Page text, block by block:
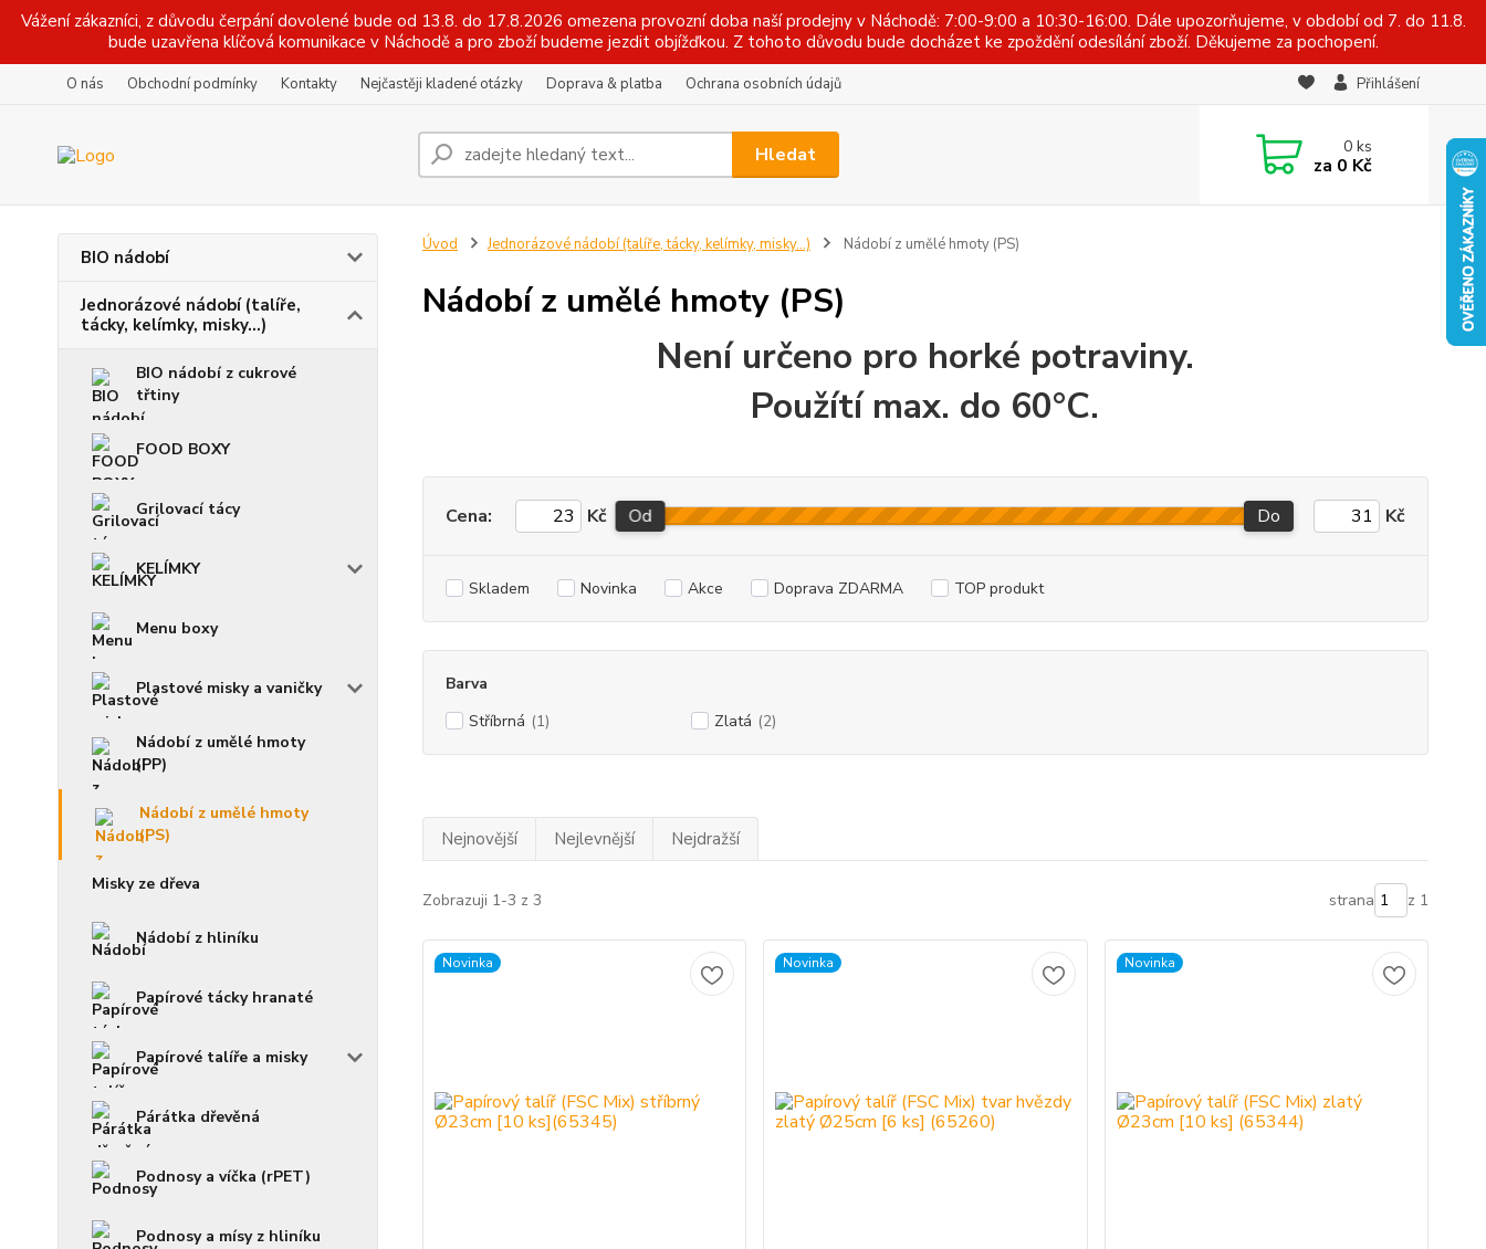
Vážení zákazníci, z důvodu čerpání dovolené bude od 13.8. do 17.8.2026 omezena provozní doba naší prodejny v Náchodě: 7:00-9:00 a 10:30-16:00. Dále upozorňujeme, v období od 7. do 11.8.
bude uzavřena klíčová komunikace v Náchodě a pro zboží budeme jezdit objížďkou. Z tohoto důvodu bude docházet ke zpoždění odesílání zboží. Děkujeme za pochopení.
O nás Obchodní podmínky Kontakty Nejčastěji kladené otázky Doprava & platba Ochrana osobních údajů Přihlášení
Hledat 0ks
za 0 Kč
BIO nádobí
Jednorázové nádobí (talíře,
tácky, kelímky, misky...)
BIO nádobí z cukrové
třtiny
FOOD BOXY
Grilovací tácy
KELÍMKY
Menu boxy
Plastové misky a vaničky
Nádobí z umělé hmoty
(PP)
Nádobí z umělé hmoty
(PS)
Misky ze dřeva
Nádobí z hliníku
Papírové tácky hranaté
Papírové talíře a misky
Párátka dřevěná
Podnosy a víčka (rPET)
Podnosy a mísy z hliníku
Úvod Jednorázové nádobí (talíře, tácky, kelímky, misky...) Nádobí z umělé hmoty (PS)
Nádobí z umělé hmoty (PS)
Není určeno pro horké potraviny.
Použítí max. do 60°C.
Cena: Kč Od Do Kč
Skladem Novinka Akce Doprava ZDARMA TOP produkt
Barva
Stříbrná (1) Zlatá (2)
Nejnovější Nejlevnější Nejdražší
Zobrazuji 1-3 z 3 strana z 1
Novinka Novinka Novinka